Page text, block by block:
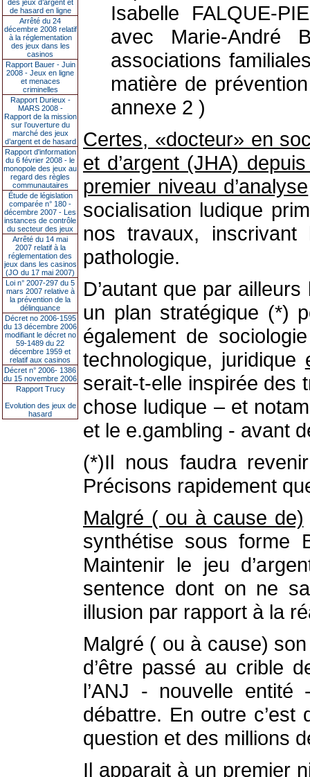
des jeux d’argent et
de hasard en ligne
Arrêté du 24
décembre 2008 relatif
à la réglementation
des jeux dans les
casinos
Rapport Bauer - Juin
2008 - Jeux en ligne
et menaces
criminelles
Rapport Durieux -
MARS 2008 -
Rapport de la mission
sur l’ouverture du
marché des jeux
d’argent et de hasard
Rapport d'information
du 6 février 2008 - le
monopole des jeux au
regard des règles
communautaires
Étude de législation
comparée n° 180 -
décembre 2007 - Les
instances de contrôle
du secteur des jeux
Arrêté du 14 mai
2007 relatif à la
réglementation des
jeux dans les casinos
(JO du 17 mai 2007)
Loi n° 2007-297 du 5
mars 2007 relative à
la prévention de la
délinquance
Décret no 2006-1595
du 13 décembre 2006
modifiant le décret no
59-1489 du 22
décembre 1959 et
relatif aux casinos
Décret n° 2006- 1386
du 15 novembre 2006
Rapport Trucy
Evolution des jeux de
hasard
Isabelle FALQUE-
avec Marie-André
associations
matière de
annexe 2 )
Certes, «docteur» en
et d’argent (JHA)
premier niveau d’analyse
socialisation ludique
nos travaux,
pathologie.
D’autant que par
un plan stratégique (*)
également de
technologique, juridique
serait-t-elle inspirée des
chose ludique – et
et le e.gambling - avant
(*)Il nous faudra
Précisons rapidement
Malgré ( ou à cause de)
synthétise sous forme
Maintenir le jeu
sentence dont on ne
illusion par rapport à la
Malgré ( ou à cause)
d’être passé au crible
l’ANJ - nouvelle
débattre. En outre
question et des millions
Il apparait à un premier